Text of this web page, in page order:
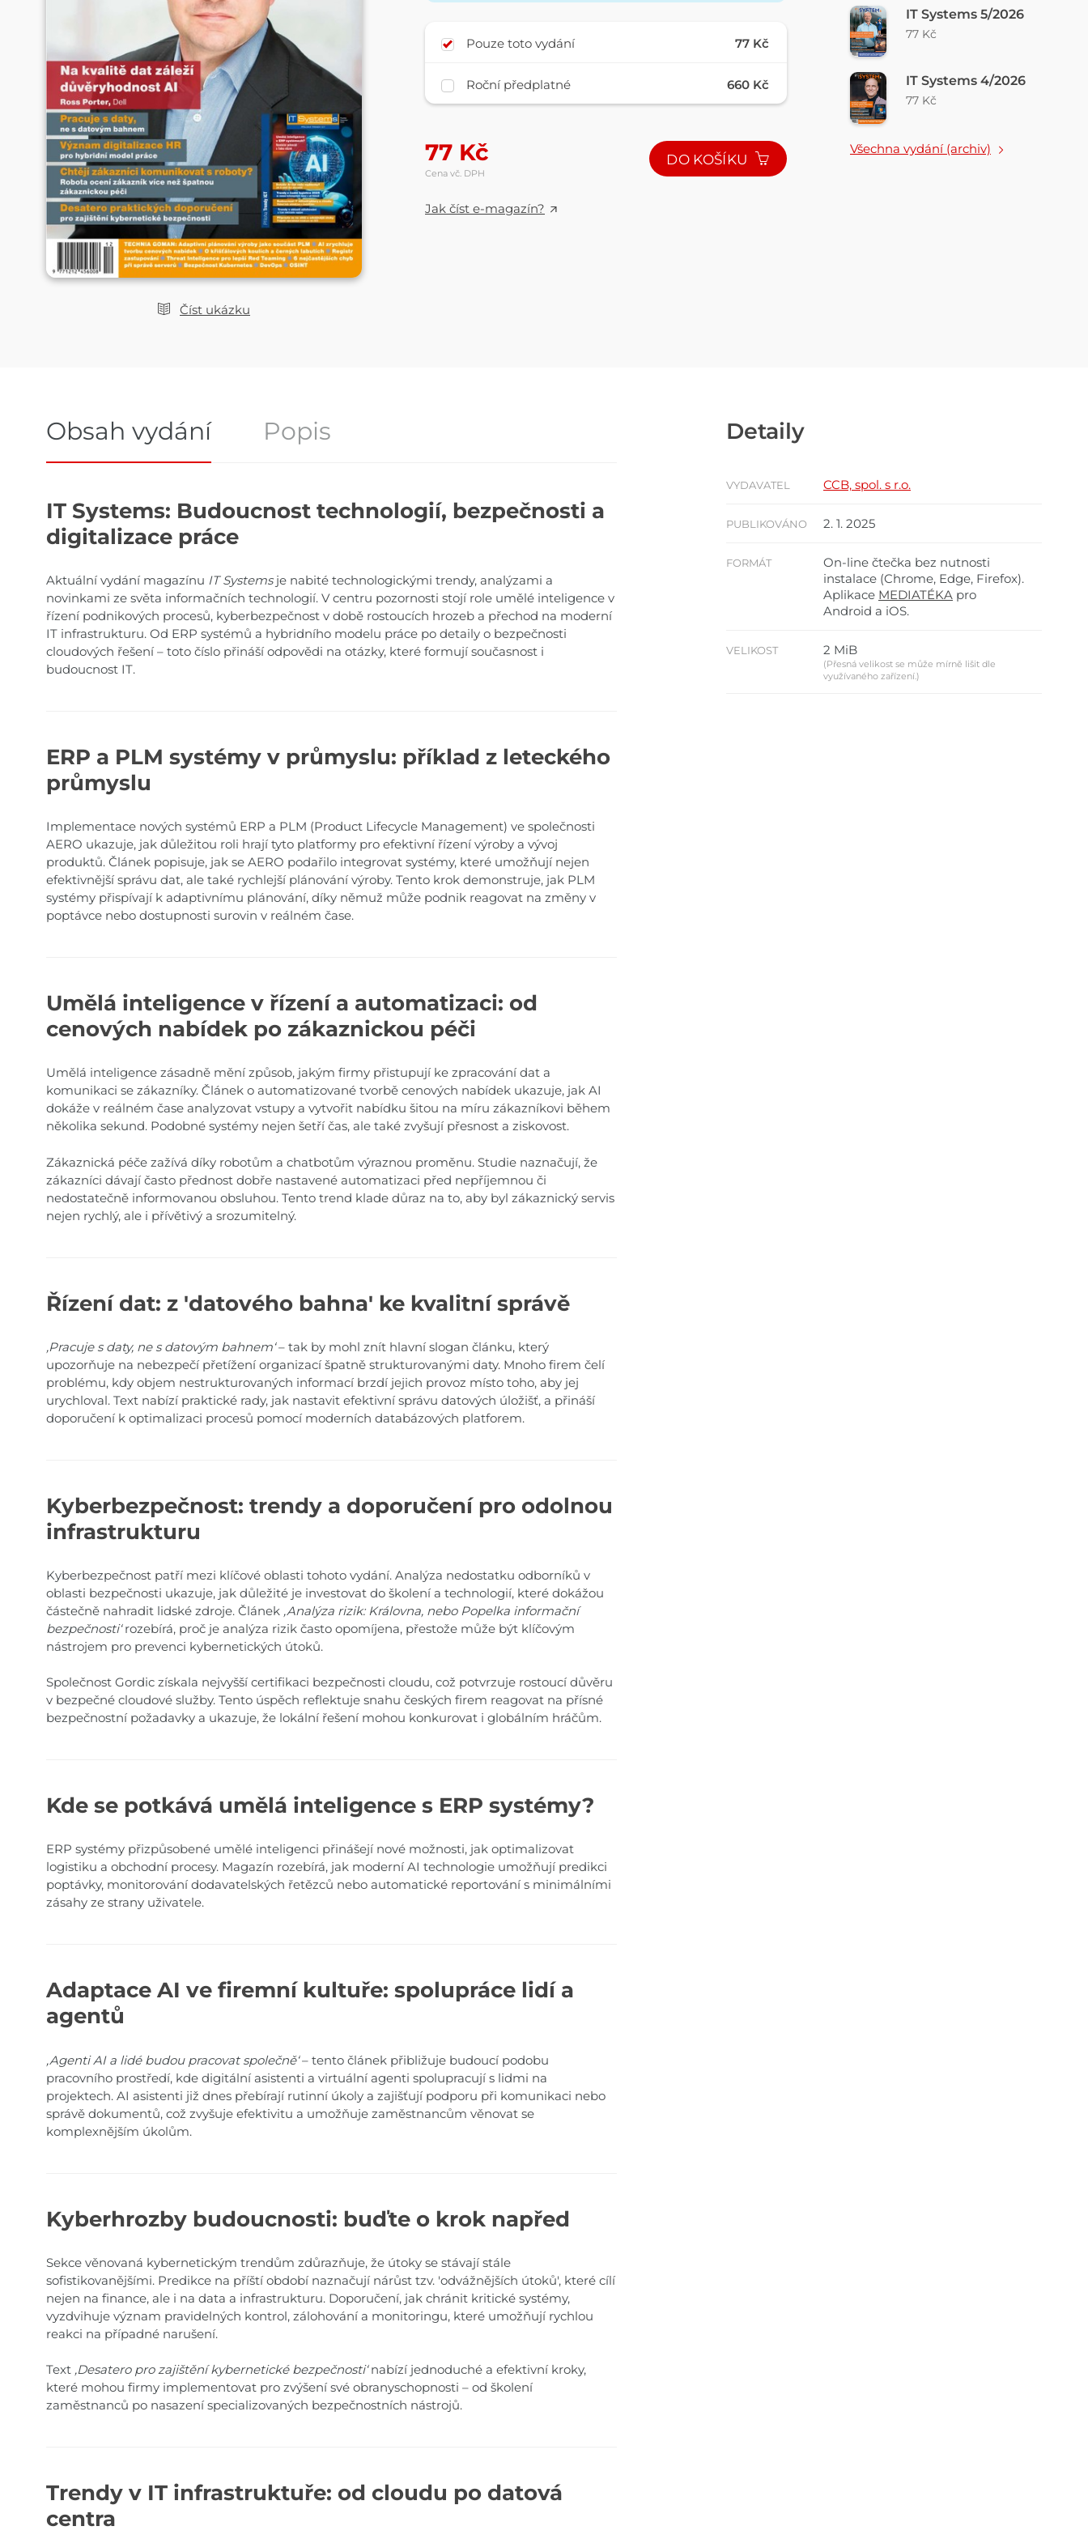
Číst ukázku
Pouze toto vydání 77 Kč
Roční předplatné 660 Kč
77 Kč
Cena vč. DPH
DO KOŠÍKU
Jak číst e-magazín?
IT Systems 5/2026
77 Kč
IT Systems 4/2026
77 Kč
Všechna vydání (archiv)
Obsah vydání Popis
Obsah vydání
IT Systems: Budoucnost technologií, bezpečnosti a
digitalizace práce
Aktuální vydání magazínu IT Systemsje nabité technologickými trendy, analýzami a
novinkami ze světa informačních technologií. V centru pozornosti stojí role umělé inteligence v
řízení podnikových procesů, kyberbezpečnost v době rostoucích hrozeb a přechod na moderní
IT infrastrukturu. Od ERP systémů a hybridního modelu práce po detaily o bezpečnosti
cloudových řešení – toto číslo přináší odpovědi na otázky, které formují současnost i
budoucnost IT.
ERP a PLM systémy v průmyslu: příklad z leteckého
průmyslu
Implementace nových systémů ERP a PLM (Product Lifecycle Management) ve společnosti
AERO ukazuje, jak důležitou roli hrají tyto platformy pro efektivní řízení výroby a vývoj
produktů. Článek popisuje, jak se AERO podařilo integrovat systémy, které umožňují nejen
efektivnější správu dat, ale také rychlejší plánování výroby. Tento krok demonstruje, jak PLM
systémy přispívají k adaptivnímu plánování, díky němuž může podnik reagovat na změny v
poptávce nebo dostupnosti surovin v reálném čase.
Umělá inteligence v řízení a automatizaci: od
cenových nabídek po zákaznickou péči
Umělá inteligence zásadně mění způsob, jakým firmy přistupují ke zpracování dat a
komunikaci se zákazníky. Článek o automatizované tvorbě cenových nabídek ukazuje, jak AI
dokáže v reálném čase analyzovat vstupy a vytvořit nabídku šitou na míru zákazníkovi během
několika sekund. Podobné systémy nejen šetří čas, ale také zvyšují přesnost a ziskovost.
Zákaznická péče zažívá díky robotům a chatbotům výraznou proměnu. Studie naznačují, že
zákazníci dávají často přednost dobře nastavené automatizaci před nepříjemnou či
nedostatečně informovanou obsluhou. Tento trend klade důraz na to, aby byl zákaznický servis
nejen rychlý, ale i přívětivý a srozumitelný.
Řízení dat: z 'datového bahna' ke kvalitní správě
,Pracuje s daty, ne s datovým bahnem‘– tak by mohl znít hlavní slogan článku, který
upozorňuje na nebezpečí přetížení organizací špatně strukturovanými daty. Mnoho firem čelí
problému, kdy objem nestrukturovaných informací brzdí jejich provoz místo toho, aby jej
urychloval. Text nabízí praktické rady, jak nastavit efektivní správu datových úložišť, a přináší
doporučení k optimalizaci procesů pomocí moderních databázových platforem.
Kyberbezpečnost: trendy a doporučení pro odolnou
infrastrukturu
Kyberbezpečnost patří mezi klíčové oblasti tohoto vydání. Analýza nedostatku odborníků v
oblasti bezpečnosti ukazuje, jak důležité je investovat do školení a technologií, které dokážou
částečně nahradit lidské zdroje. Článek ,Analýza rizik: Královna, nebo Popelka informační
bezpečnosti‘rozebírá, proč je analýza rizik často opomíjena, přestože může být klíčovým
nástrojem pro prevenci kybernetických útoků.
Společnost Gordic získala nejvyšší certifikaci bezpečnosti cloudu, což potvrzuje rostoucí důvěru
v bezpečné cloudové služby. Tento úspěch reflektuje snahu českých firem reagovat na přísné
bezpečnostní požadavky a ukazuje, že lokální řešení mohou konkurovat i globálním hráčům.
Kde se potkává umělá inteligence s ERP systémy?
ERP systémy přizpůsobené umělé inteligenci přinášejí nové možnosti, jak optimalizovat
logistiku a obchodní procesy. Magazín rozebírá, jak moderní AI technologie umožňují predikci
poptávky, monitorování dodavatelských řetězců nebo automatické reportování s minimálními
zásahy ze strany uživatele.
Adaptace AI ve firemní kultuře: spolupráce lidí a
agentů
,Agenti AI a lidé budou pracovat společně‘– tento článek přibližuje budoucí podobu
pracovního prostředí, kde digitální asistenti a virtuální agenti spolupracují s lidmi na
projektech. AI asistenti již dnes přebírají rutinní úkoly a zajišťují podporu při komunikaci nebo
správě dokumentů, což zvyšuje efektivitu a umožňuje zaměstnancům věnovat se
komplexnějším úkolům.
Kyberhrozby budoucnosti: buďte o krok napřed
Sekce věnovaná kybernetickým trendům zdůrazňuje, že útoky se stávají stále
sofistikovanějšími. Predikce na příští období naznačují nárůst tzv. 'odvážnějších útoků', které cílí
nejen na finance, ale i na data a infrastrukturu. Doporučení, jak chránit kritické systémy,
vyzdvihuje význam pravidelných kontrol, zálohování a monitoringu, které umožňují rychlou
reakci na případné narušení.
Text ,Desatero pro zajištění kybernetické bezpečnosti‘nabízí jednoduché a efektivní kroky,
které mohou firmy implementovat pro zvýšení své obranyschopnosti – od školení
zaměstnanců po nasazení specializovaných bezpečnostních nástrojů.
Trendy v IT infrastruktuře: od cloudu po datová
centra
Detaily
VYDAVATEL CCB, spol. s r.o.
PUBLIKOVÁNO 2. 1. 2025
FORMÁT
On-line čtečka bez nutnosti
instalace (Chrome, Edge, Firefox).
Aplikace MEDIATÉKA pro
Android a iOS.
VELIKOST 2 MiB
(Přesná velikost se může mírně lišit dle
využívaného zařízení.)